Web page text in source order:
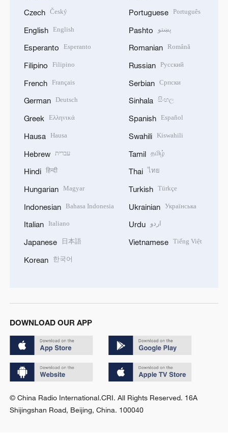
Czech Český
English English
Esperanto Esperanto
Filipino Filipino
French Français
German Deutsch
Greek Ελληνικά
Hausa Hausa
Hebrew עברית
Hindi हिन्दी
Hungarian Magyar
Indonesian Bahasa Indonesia
Italian Italiano
Japanese 日本語
Korean 한국어
Portuguese Português
Pashto پښتو
Romanian Română
Russian Русский
Serbian Српски
Sinhala සිංහල
Spanish Español
Swahili Kiswahili
Tamil தமிழ்
Thai ไทย
Turkish Türkçe
Ukrainian Українська
Urdu اردو
Vietnamese Tiếng Việt
DOWNLOAD OUR APP
© China Radio International.CRI. All Rights Reserved. 16A
Shijingshan Road, Beijing, China. 100040